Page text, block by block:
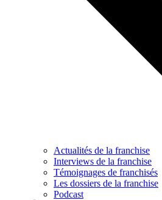
Actualités de la franchise
Interviews de la franchise
Témoignages de franchisés
Les dossiers de la franchise
Podcast